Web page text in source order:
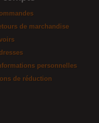
de marchandise
personnelles
de réduction